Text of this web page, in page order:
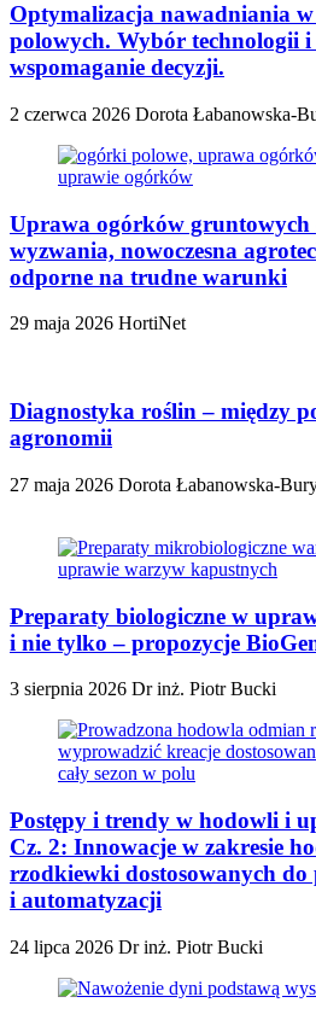
Optymalizacja nawadniania
polowych. Wybór technologii i
wspomaganie decyzji.
2 czerwca 2026 Dorota Łabanowska-
Uprawa ogórków gruntowych
wyzwania, nowoczesna
odporne na trudne warunki
29 maja 2026 HortiNet
Diagnostyka roślin – między
agronomii
27 maja 2026 Dorota Łabanowska-
Preparaty biologiczne w
i nie tylko – propozycje
3 sierpnia 2026 Dr inż. Piotr Bucki
Postępy i trendy w hodowli i
Cz. 2: Innowacje w zakresie
rzodkiewki dostosowanych
i automatyzacji
24 lipca 2026 Dr inż. Piotr Bucki